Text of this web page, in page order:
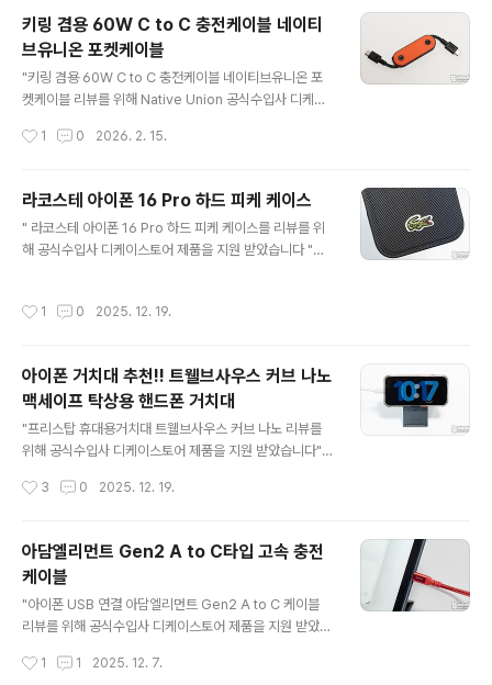
한 사운드를 선사합니다. MicroSD 카드를 이용한 MP3
재생과 IPX5 등급의 생활방수 지원, 그리고 텀블러 형태의
뛰어난 휴대성까지 겸비해 묘한 매력을 발산하는 BZ-TK
7 리뷰를 통해 상세히 살펴보겠습니다. 리뷰~ Start!! 패키
면의 인쇄 내용을 한 번에 담아 보았습니다..
키링 겸용 60W C to C 충전케이블 네이티
브유니온 포켓케이블
"키링 겸용 60W C to C 충전케이블 네이티브유니온 포
켓케이블 리뷰를 위해 Native Union 공식수입사 디케이
이티브유니온 포켓 케이블 60W C to C 입니다.네이티브
작된 케이블로 흡사 맥가이버 칼 디자인 형태를 띠고 있습
니다.키링형 디자인으로 제품 상단에는 오링이 부착되어
있으며, 케이블 휴대 시 꼬임을 방지하기 위해 170mm 길
이로 조금 작게 디자인되었습니다. 듀폰사의 케블라 섬유
느껴집니다.네이티브유니온 포켓 케이블은 USB 2.0 규격
1 0 2026. 2. 15.
라코스테 아이폰 16 Pro 하드 피케 케이스
" 라코스테 아이폰 16 Pro 하드 피케 케이스를 리뷰를 위
해 공식수입사 디케이스토어 제품을 지원 받았습니다 "이
o 하드 피케 케이스입니다.꾸안꾸 느낌의 세련미가 돋보이
이 아이폰에 적용되어 가지고 다닐 맛이 나는 케이스입니
다.최신 아이폰의 필수라 할 수 있는 맥세이프를 기본으로
제공하고 있어서 활용도 좋다는.....정말 오랜만에 보는 라
코스테 로고네요.제품의 특징을 딱 봐도 슬림함, 낙하 보호,
시작되는 테니스 챔피언 르네 라..
1 0 2025. 12. 19.
아이폰 거치대 추천!! 트웰브사우스 커브 나노
맥세이프 탁상용 핸드폰 거치대
"프리스탑 휴대용거치대 트웰브사우스 커브 나노 리뷰를
위해 공식수입사 디케이스토어 제품을 지원 받았습니다"이
트웰브사우스 커브 나노 맥세이프 탁상용 핸드폰 거치대입
초경량형, 다양한 각도도 안정적으로 고정되는 프리스탑
힌지가 적용되어 꽤 유용한 제품인데요. 리뷰를 통해 자세
히 살펴보겠습니다. 패키지 & 구성품 패키지에는 제품의
특징을 잘 표현한 이미지와 브랜드명 트웰브사우스, 커브
나노 제품명을 확인할 수 있습니다.패키지 뒷면에는 Qi2
리함. 다양한 각도 및 가로/세로 거치, 견고하고 가벼우며 ..
3 0 2025. 12. 19.
아담엘리먼트 Gen2 A to C타입 고속 충전
케이블
"아이폰 USB 연결 아담엘리먼트 Gen2 A to C 케이블
리뷰를 위해 공식수입사 디케이스토어 제품을 지원 받았습
타입 고속 충전 케이블인데요.흔하디흔한 케이블 리뷰라
1 1 2025. 12. 7.